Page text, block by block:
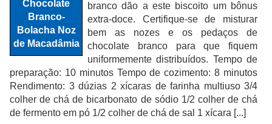
branco dão a este biscoito um bônus
extra-doce. Certifique-se de misturar
bem as nozes e os pedaços de
chocolate branco para que fiquem
uniformemente distribuídos. Tempo de
preparação: 10 minutos Tempo de cozimento: 8 minutos
Rendimento: 3 dúzias 2 xícaras de farinha multiuso 3/4
colher de chá de bicarbonato de sódio 1/2 colher de chá
de fermento em pó 1/2 colher de chá de sal 1 xícara [...]